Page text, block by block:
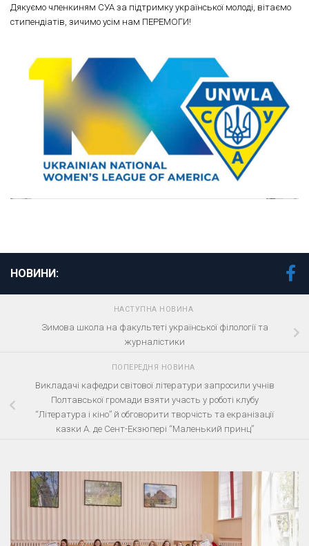
Дякуємо членкиням СУА за підтримку української молоді, вітаємо
стипендіатів, зичимо усім нам ПЕРЕМОГИ!
НОВИНИ:
НАСТУПНА НОВИНА
Зимова школа на факультеті української філології та
журналістики
ПОПЕРЕДНЯ НОВИНА
Викладачі кафедри світової літератури запросили учнів
Полтавської громади взяти участь у роботі клубу
“Література і кіно” й обговорити творчість та екранізації
казки А. де Сент-Екзюпері “Маленький принц”